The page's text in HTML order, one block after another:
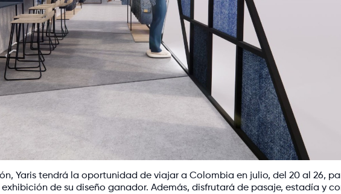
Yaris tendrá la oportunidad de viajar a Colombia en julio, del 20 al 26,
de su diseño ganador. Además, disfrutará de pasaje, estadía y